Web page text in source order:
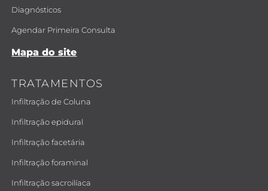
Diagnósticos
Agendar Primeira Consulta
Mapa do site
TRATAMENTOS
Infiltração de Coluna
Infiltração epidural
Infiltração facetária
Infiltração foraminal
Infiltração sacroilíaca